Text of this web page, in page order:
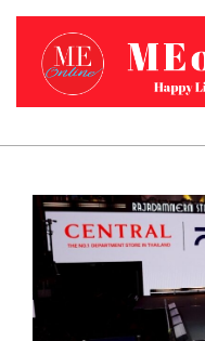
Skip
content
Primary